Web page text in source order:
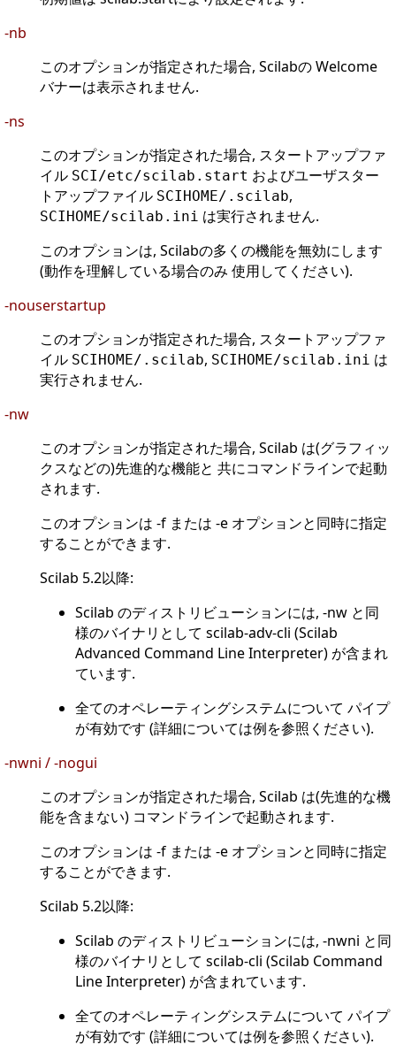
-nb
このオプションが指定された場合, Scilabの Welcome
バナーは表示されません.
-ns
このオプションが指定された場合, スタートアップファ
イル SCI/etc/scilab.start およびユーザスター
トアップファイル SCIHOME/.scilab,
SCIHOME/scilab.ini は実行されません.
このオプションは, Scilabの多くの機能を無効にします
(動作を理解している場合のみ 使用してください).
-nouserstartup
このオプションが指定された場合, スタートアップファ
イル SCIHOME/.scilab, SCIHOME/scilab.ini は
実行されません.
-nw
このオプションが指定された場合, Scilab は(グラフィッ
クスなどの)先進的な機能と 共にコマンドラインで起動
されます.
このオプションは -f または -e オプションと同時に指定
することができます.
Scilab 5.2以降:
Scilab のディストリビューションには, -nw と同
様のバイナリとして scilab-adv-cli (Scilab
Advanced Command Line Interpreter) が含まれ
ています.
全てのオペレーティングシステムについて パイプ
が有効です (詳細については例を参照ください).
-nwni / -nogui
このオプションが指定された場合, Scilab は(先進的な機
能を含まない) コマンドラインで起動されます.
このオプションは -f または -e オプションと同時に指定
することができます.
Scilab 5.2以降:
Scilab のディストリビューションには, -nwni と同
様のバイナリとして scilab-cli (Scilab Command
Line Interpreter) が含まれています.
全てのオペレーティングシステムについて パイプ
が有効です (詳細については例を参照ください).